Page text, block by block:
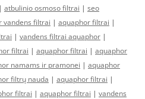
| atbulinio osmoso filtrai | seo
vandens filtrai | aquaphor filtrai |
| vandens filtrai aquaphor |
filtrai | aquaphor filtrai | aquaphor
namams ir pramonei | aquaphor
filtrų nauda | aquaphor filtrai |
filtrai | aquaphor filtrai | vandens